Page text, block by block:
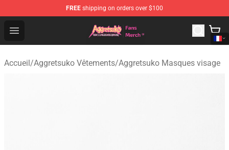
FREE shipping on orders over $100
Open menu
Aggretsuko Store - Official Aggretsuko Merchandise
Accueil/Aggretsuko Vêtements/Aggretsuko Masques visage